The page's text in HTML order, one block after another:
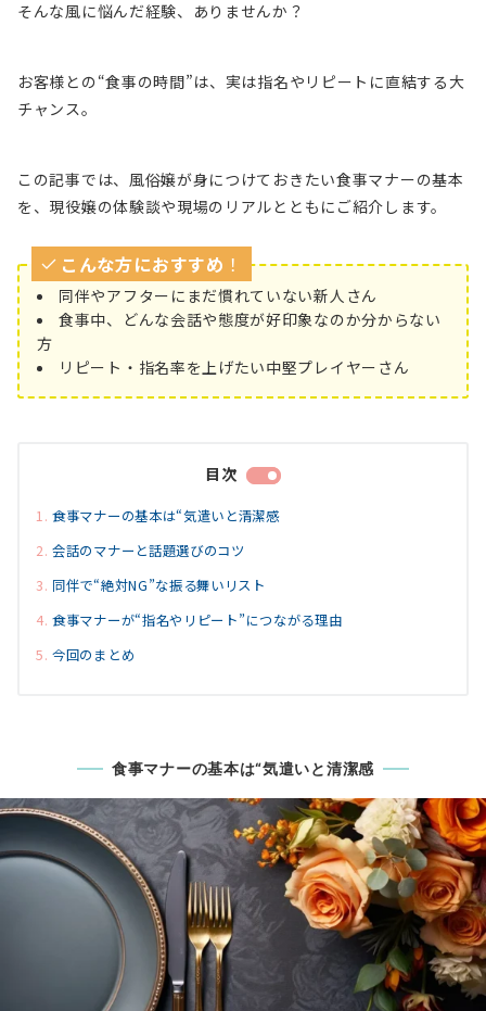
そんな風に悩んだ経験、ありませんか？
お客様との“食事の時間”は、実は指名やリピートに直結する大
チャンス。
この記事では、風俗嬢が身につけておきたい食事マナーの基本
を、現役嬢の体験談や現場のリアルとともにご紹介します。
こんな方におすすめ ！
同伴やアフターにまだ慣れていない新人さん
食事中、どんな会話や態度が好印象なのか分からない
方
リピート・指名率を上げたい中堅プレイヤーさん
目次
食事マナーの基本は“気遣いと清潔感
会話のマナーと話題選びのコツ
同伴で“絶対NG”な振る舞いリスト
食事マナーが“指名やリピート”につながる理由
今回のまとめ
食事マナーの基本は“気遣いと清潔感